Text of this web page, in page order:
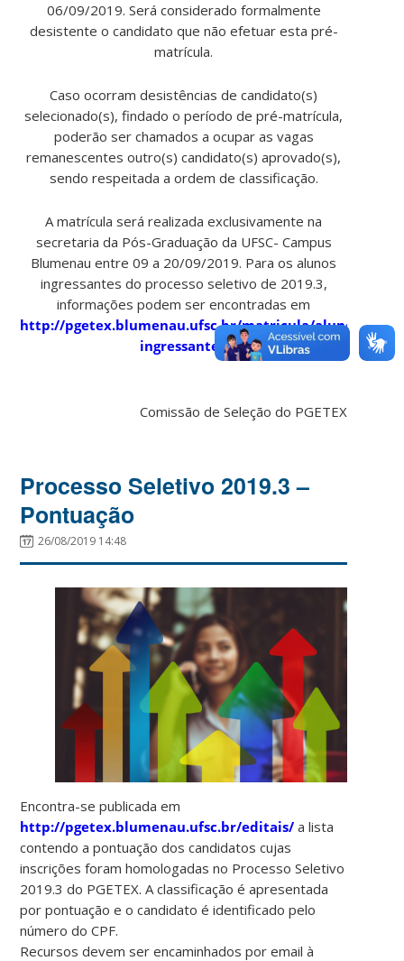
06/09/2019. Será considerado formalmente
desistente o candidato que não efetuar esta pré-
matrícula.
Caso ocorram desistências de candidato(s)
selecionado(s), findado o período de pré-matrícula,
poderão ser chamados a ocupar as vagas
remanescentes outro(s) candidato(s) aprovado(s),
sendo respeitada a ordem de classificação.
A matrícula será realizada exclusivamente na
secretaria da Pós-Graduação da UFSC- Campus
Blumenau entre 09 a 20/09/2019. Para os alunos
ingressantes do processo seletivo de 2019.3,
informações podem ser encontradas em
http://pgetex.blumenau.ufsc.br/matricula/aluno-
ingressante/.
Comissão de Seleção do PGETEX
Processo Seletivo 2019.3 –
Pontuação
26/08/2019 14:48
Encontra-se publicada em
http://pgetex.blumenau.ufsc.br/editais/ a lista
contendo a pontuação dos candidatos cujas
inscrições foram homologadas no Processo Seletivo
2019.3 do PGETEX. A classificação é apresentada
por pontuação e o candidato é identificado pelo
número do CPF.
Recursos devem ser encaminhados por email à